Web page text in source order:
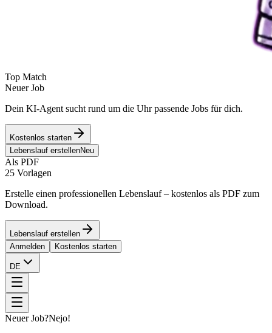
Top Match
Neuer Job
Dein KI-Agent sucht rund um die Uhr passende Jobs für dich.
Kostenlos starten
Lebenslauf erstellenNeu
Als PDF
25 Vorlagen
Erstelle einen professionellen Lebenslauf – kostenlos als PDF zum
Download.
Lebenslauf erstellen
Anmelden
Kostenlos starten
DE
Neuer Job?Nejo!